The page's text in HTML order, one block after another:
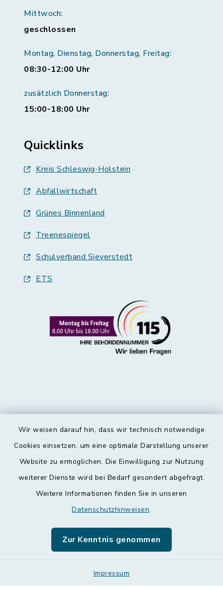
Wir weisen darauf hin, dass wir technisch notwendige
Cookies einsetzen, um eine optimale Darstellung unserer
Website zu ermöglichen. Die Einwilligung zur Nutzung
weiterer Dienste wird bei Bedarf gesondert abgefragt.
Weitere Informationen finden Sie in unseren
Datenschutzhinweisen.
Zur Kenntnis genommen
Impressum
Mittwoch:
geschlossen
Montag, Dienstag, Donnerstag, Freitag:
08:30-12:00 Uhr
zusätzlich Donnerstag:
15:00-18:00 Uhr
Quicklinks
Kreis Schleswig-Holstein
Abfallwirtschaft
Grünes Binnenland
Treenespiegel
Schulverband Sieverstedt
ETS
Kontakt
Datenschutz
Leichte Sprache
Sitemap